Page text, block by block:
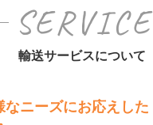
SERVICE
輸送サービスについて
なニーズにお応えした